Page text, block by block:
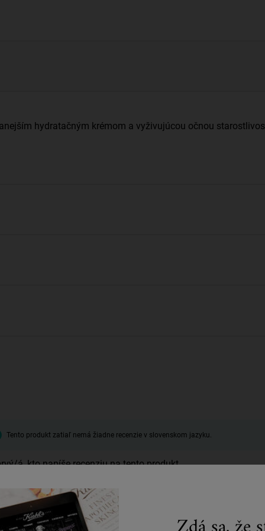
hydratačným krémom a vyživujúcou očnou
Tento produkt zatiaľ nemá žiadne recenzie v slovenskom jazyku.
á, kto napíše recenziu na tento produkt